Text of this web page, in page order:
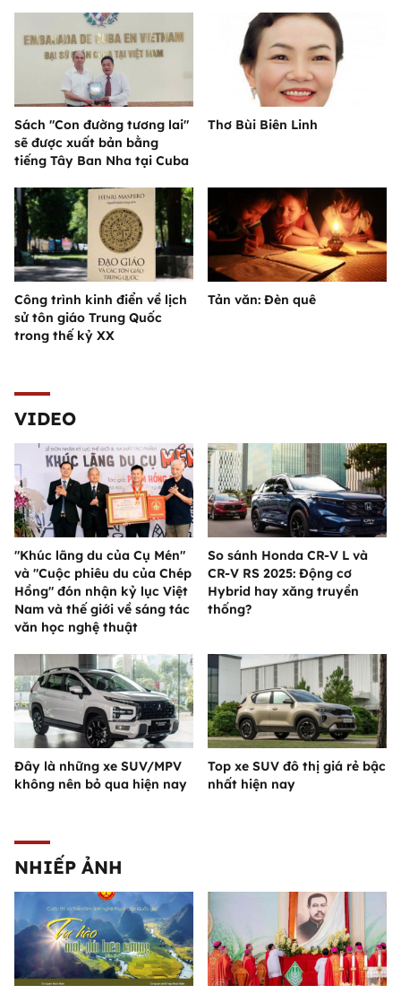
Sách "Con đường tương lai"
sẽ được xuất bản bằng
tiếng Tây Ban Nha tại Cuba
Thơ Bùi Biên Linh
Công trình kinh điển về lịch
sử tôn giáo Trung Quốc
trong thế kỷ XX
Tản văn: Đèn quê
VIDEO
"Khúc lãng du của Cụ Mén"
và "Cuộc phiêu du của Chép
Hồng" đón nhận kỷ lục Việt
Nam và thế giới về sáng tác
văn học nghệ thuật
So sánh Honda CR-V L và
CR-V RS 2025: Động cơ
Hybrid hay xăng truyền
thống?
Đây là những xe SUV/MPV
không nên bỏ qua hiện nay
Top xe SUV đô thị giá rẻ bậc
nhất hiện nay
NHIẾP ẢNH